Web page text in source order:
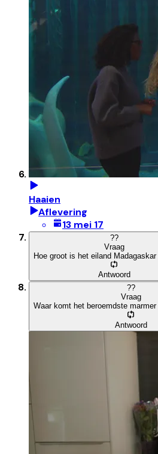
Haaien
Aflevering
13 mei 17
??
Vraag
Hoe groot is het eiland
Antwoord
??
Vraag
Waar komt het beroemdste
Antwoord